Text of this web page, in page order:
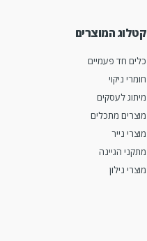
קטלוג המוצרים
כלים חד פעמיים
חומרי ניקוי
מיתוג לעסקים
מוצרים מתכלים
מוצרי נייר
מתקני הגיינה
מוצרי נילון